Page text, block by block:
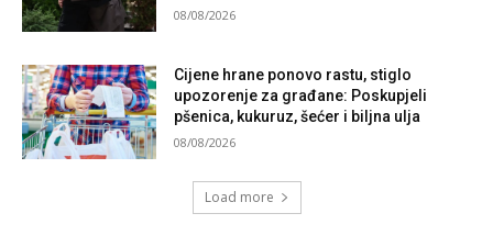
08/08/2026
Cijene hrane ponovo rastu, stiglo
upozorenje za građane: Poskupjeli
pšenica, kukuruz, šećer i biljna ulja
08/08/2026
Load more